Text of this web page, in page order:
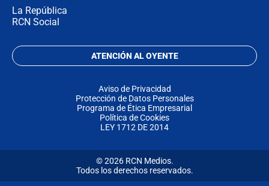
La República
RCN Social
ATENCIÓN AL OYENTE
Aviso de Privacidad
Protección de Datos Personales
Programa de Ética Empresarial
Política de Cookies
LEY 1712 DE 2014
© 2026 RCN Medios.
Todos los derechos reservados.